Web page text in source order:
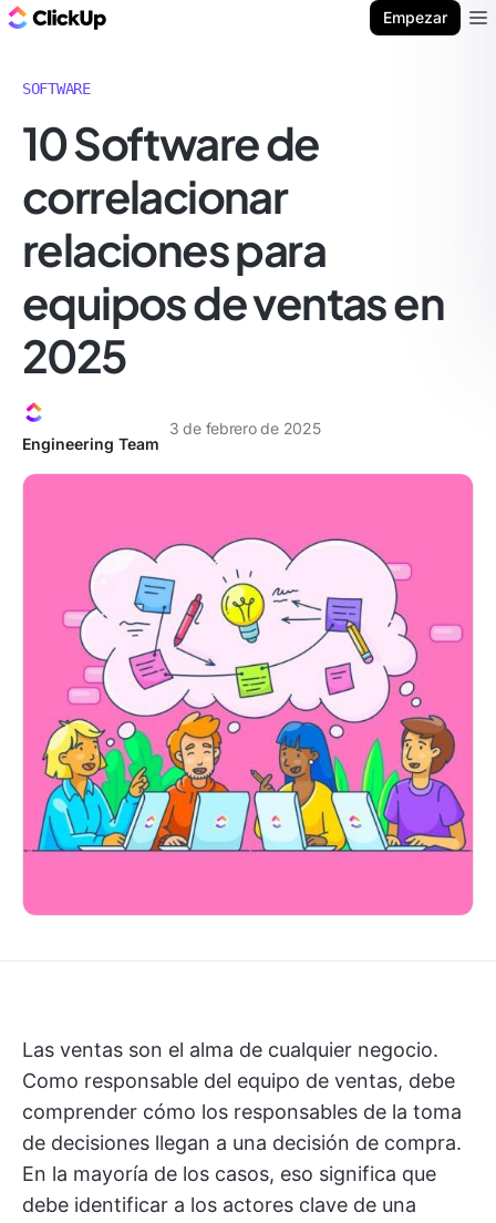
Empezar
SOFTWARE
10 Software de
correlacionar
relaciones para
equipos de ventas en
2025
Engineering Team
3 de febrero de 2025
Las ventas son el alma de cualquier negocio.
Como responsable del equipo de ventas, debe
comprender cómo los responsables de la toma
de decisiones llegan a una decisión de compra.
En la mayoría de los casos, eso significa que
debe identificar a los actores clave de una